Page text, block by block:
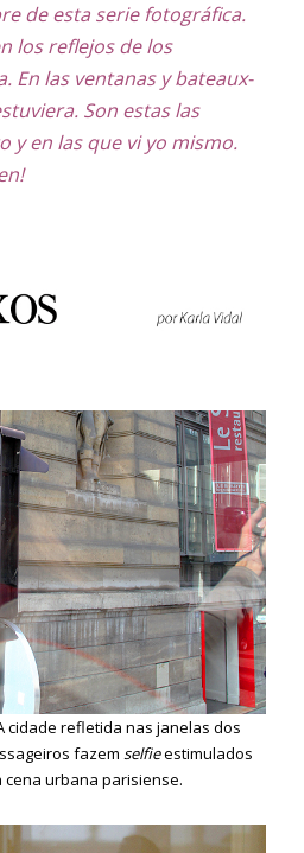
de esta serie fotográfica.
los reflejos de los
En las ventanas y bateaux-
Son estas las
y en las que vi yo mismo.
cidade refletida nas janelas dos
fazem selfieestimulados
cena urbana parisiense.